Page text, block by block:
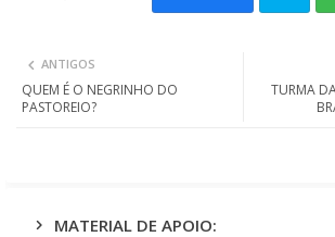
ter
TURMA
ANTIGOS
QUEM É O NEGRINHO DO
PASTOREIO?
MATERIAL DE APOIO: